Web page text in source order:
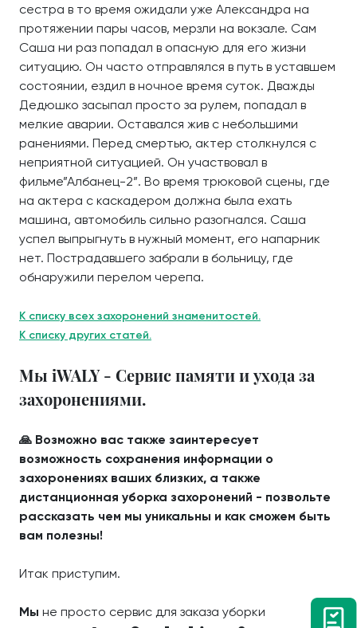
сестра в то время ожидали уже Александра на
протяжении пары часов, мерзли на вокзале. Сам
Саша ни раз попадал в опасную для его жизни
ситуацию. Он часто отправлялся в путь в уставшем
состоянии, ездил в ночное время суток. Дважды
Дедюшко засыпал просто за рулем, попадал в
мелкие аварии. Оставался жив с небольшими
ранениями. Перед смертью, актер столкнулся с
неприятной ситуацией. Он участвовал в
фильме”Албанец-2”. Во время трюковой сцены, где
на актера с каскадером должна была ехать
машина, автомобиль сильно разогнался. Саша
успел выпрыгнуть в нужный момент, его напарник
нет. Пострадавшего забрали в больницу, где
обнаружили перелом черепа.
К списку всех захоронений знаменитостей.
К списку других статей.
Мы iWALY - Сервис памяти и ухода за
захоронениями.
🙏 Возможно вас также заинтересует
возможность сохранения информации о
захоронениях ваших близких, а также
дистанционная уборка захоронений - позвольте
рассказать чем мы уникальны и как сможем быть
вам полезны!
Итак приступим.
Мы не просто сервис для заказа уборки